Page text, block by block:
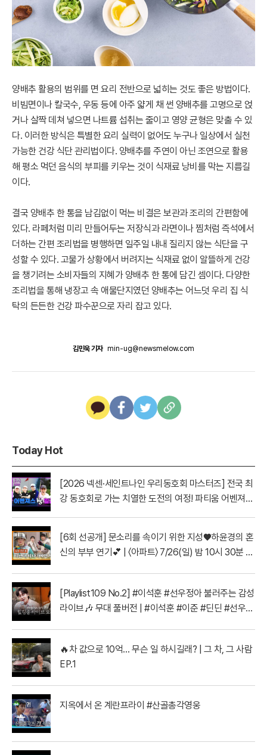
양배추 활용의 범위를 면 요리 전반으로 넓히는 것도 좋은 방법이다.
비빔면이나 칼국수, 우동 등에 아주 얇게 채 썬 양배추를 고명으로 얹
거나 살짝 데쳐 넣으면 나트륨 섭취는 줄이고 영양 균형은 맞출 수 있
다. 이러한 방식은 특별한 요리 실력이 없어도 누구나 일상에서 실천
가능한 건강 식단 관리법이다. 양배추를 주연이 아닌 조연으로 활용
해 평소 먹던 음식의 부피를 키우는 것이 식재료 낭비를 막는 지름길
이다.
결국 양배추 한 통을 남김없이 먹는 비결은 보관과 조리의 간편함에
있다. 라페처럼 미리 만들어두는 저장식과 라면이나 찜처럼 즉석에서
더하는 간편 조리법을 병행하면 일주일 내내 질리지 않는 식단을 구
성할 수 있다. 고물가 상황에서 버려지는 식재료 없이 알뜰하게 건강
을 챙기려는 소비자들의 지혜가 양배추 한 통에 담긴 셈이다. 다양한
조리법을 통해 냉장고 속 애물단지였던 양배추는 어느덧 우리 집 식
탁의 든든한 건강 파수꾼으로 자리 잡고 있다.
김민욱 기자 min-ug@newsmelow.com
Today Hot
[2026 넥센·세인트나인 우리동호회 마스터즈] 전국 최
강 동호회로 가는 치열한 도전의 여정! 파티움 어벤져스
[6회 선공개] 문소리를 속이기 위한 지성♥하윤경의 혼
신의 부부 연기💕 | 〈아파트〉 7/26(일) 밤 10시 30분 방
[Playlist109 No.2] #이석훈 #선우정아 불러주는 감성
라이브🎶 무대 풀버전 | #이석훈 #이준 #딘딘 #선우정
🔥차 값으로 10억… 무슨 일 하시길래? | 그 차, 그 사람
EP.1
지옥에서 온 계란프라이 #산골총각영웅